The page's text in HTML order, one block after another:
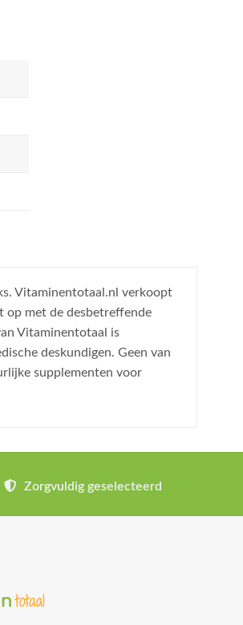
Vitaminentotaal.nl verkoopt
op met de desbetreffende
Vitaminentotaal is
deskundigen. Geen van
supplementen voor
Zorgvuldig geselecteerd